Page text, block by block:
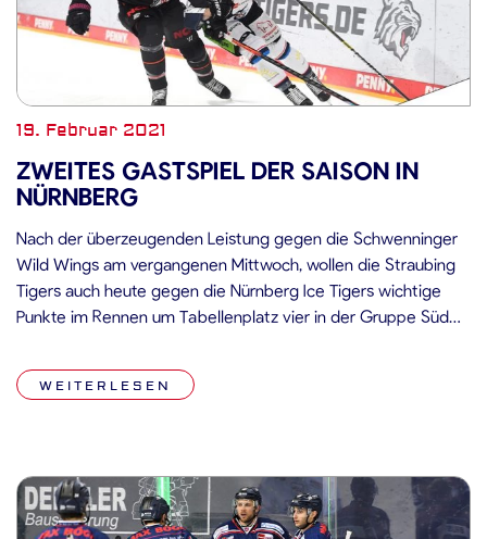
19. Februar 2021
ZWEITES GASTSPIEL DER SAISON IN
NÜRNBERG
Nach der überzeugenden Leistung gegen die Schwenninger
Wild Wings am vergangenen Mittwoch, wollen die Straubing
Tigers auch heute gegen die Nürnberg Ice Tigers wichtige
Punkte im Rennen um Tabellenplatz vier in der Gruppe Süd
datiert auf den 10. Januar, als die Nürnberger gegen die
Straubing […]
WEITERLESEN